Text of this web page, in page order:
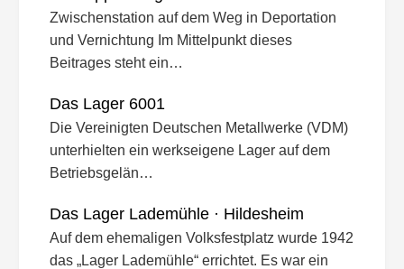
Zwischenstation auf dem Weg in Deportation
und Vernichtung Im Mittelpunkt dieses
Beitrages steht ein…
Das Lager 6001
Die Vereinigten Deutschen Metallwerke (VDM)
unterhielten ein werkseigene Lager auf dem
Betriebsgelän…
Das Lager Lademühle · Hildesheim
Auf dem ehemaligen Volksfestplatz wurde 1942
das „Lager Lademühle“ errichtet. Es war ein